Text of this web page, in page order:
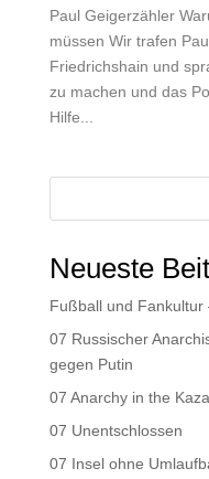
Paul Geigerzähler
müssen Wir trafen
Friedrichshain und
zu machen und das
Hilfe...
Neueste
Fußball und Fankultur
07 Russischer
gegen Putin
07 Anarchy in the
07 Unentschlossen
07 Insel ohne